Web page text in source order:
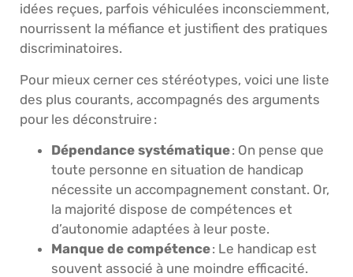
idées reçues, parfois véhiculées inconsciemment,
nourrissent la méfiance et justifient des pratiques
discriminatoires.
Pour mieux cerner ces stéréotypes, voici une liste
des plus courants, accompagnés des arguments
pour les déconstruire :
Dépendance systématique: On pense que
toute personne en situation de handicap
nécessite un accompagnement constant. Or,
la majorité dispose de compétences et
d’autonomie adaptées à leur poste.
Manque de compétence: Le handicap est
souvent associé à une moindre efficacité.